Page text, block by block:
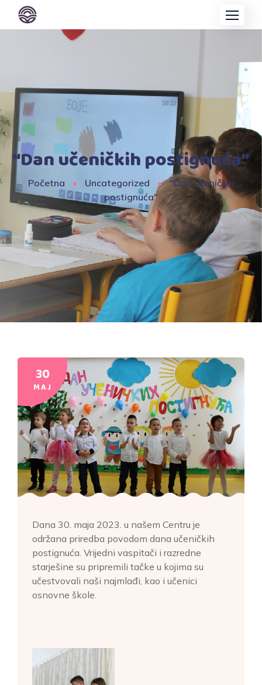
“Dan učeničkih postignuća”
Početna Uncategorized
"Dan učeničkih
postignuća"
30
MAJ
Dana 30. maja 2023. u našem Centru je
održana priredba povodom dana učeničkih
postignuća. Vrijedni vaspitači i razredne
starješine su pripremili tačke u kojima su
učestvovali naši najmlađi, kao i učenici
osnovne škole.